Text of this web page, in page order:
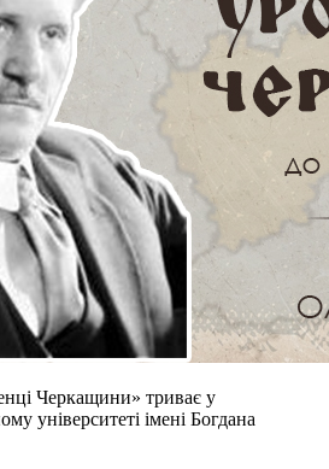
Черкащини» триває у
університеті імені Богдана